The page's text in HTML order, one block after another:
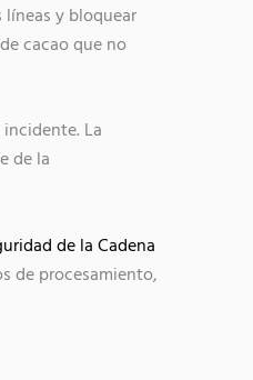
y bloquear
cacao que no
La
de la
de la Cadena
de procesamiento,